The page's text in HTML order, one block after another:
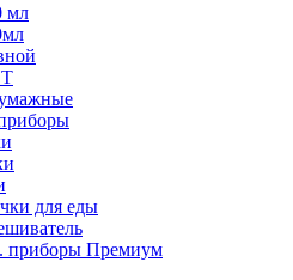
мл
для еды
приборы Премиум